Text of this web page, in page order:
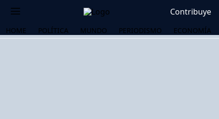
Contribuye
HOME POLÍTICA MUNDO PERIODISMO ECONOMÍA